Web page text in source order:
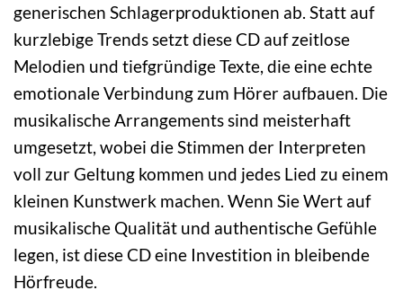
generischen Schlagerproduktionen ab. Statt auf
kurzlebige Trends setzt diese CD auf zeitlose
Melodien und tiefgründige Texte, die eine echte
emotionale Verbindung zum Hörer aufbauen. Die
musikalische Arrangements sind meisterhaft
umgesetzt, wobei die Stimmen der Interpreten
voll zur Geltung kommen und jedes Lied zu einem
kleinen Kunstwerk machen. Wenn Sie Wert auf
musikalische Qualität und authentische Gefühle
legen, ist diese CD eine Investition in bleibende
Hörfreude.